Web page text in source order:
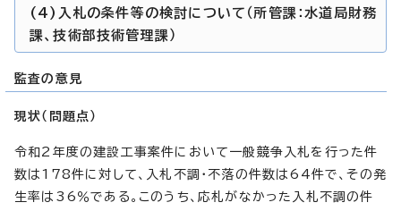
(4)入札の条件等の検討について（所管課：水道局財務
課、技術部技術管理課）
監査の意見
現状（問題点）
令和2年度の建設工事案件において一般競争入札を行った件
数は178件に対して、入札不調・不落の件数は64件で、その発
生率は36％である。このうち、応札がなかった入札不調の件